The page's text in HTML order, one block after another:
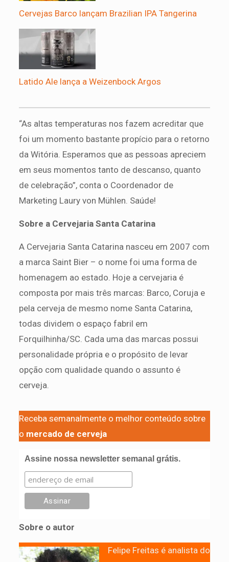
Cervejas Barco lançam Brazilian IPA Tangerina
Latido Ale lança a Weizenbock Argos
“As altas temperaturas nos fazem acreditar que
foi um momento bastante propício para o retorno
da Witória. Esperamos que as pessoas apreciem
em seus momentos tanto de descanso, quanto
de celebração”, conta o Coordenador de
Marketing Laury von Mühlen. Saúde!
Sobre a Cervejaria Santa Catarina
A Cervejaria Santa Catarina nasceu em 2007 com
a marca Saint Bier – o nome foi uma forma de
homenagem ao estado. Hoje a cervejaria é
composta por mais três marcas: Barco, Coruja e
pela cerveja de mesmo nome Santa Catarina,
todas dividem o espaço fabril em
Forquilhinha/SC. Cada uma das marcas possui
personalidade própria e o propósito de levar
opção com qualidade quando o assunto é
cerveja.
Receba semanalmente o melhor conteúdo sobre
o mercado de cerveja
Assine nossa newsletter semanal grátis.
Sobre o autor
Felipe Freitas é analista do